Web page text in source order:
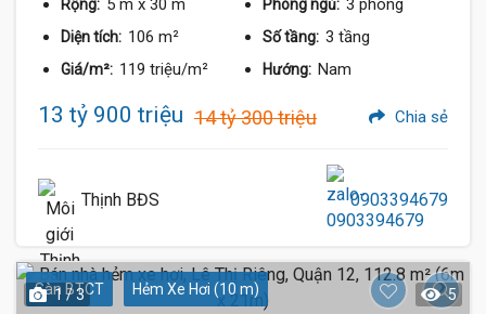
Rộng: 5 m x 30 m Phòng ngủ: 3 phòng
Diện tích: 106 m² Số tầng: 3 tầng
Giá/m²: 119 triệu/m² Hướng: Nam
13 tỷ 900 triệu 14 tỷ 300 triệu Chia sẻ
Thịnh BĐS 0903394679
Sàn BTCT Hẻm Xe Hơi (10 m)
1 / 3 5